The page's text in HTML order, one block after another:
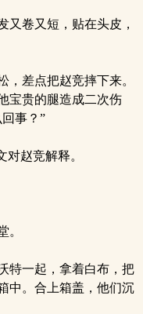
卷又短，贴在头皮，
差点把赵竞摔下来。
宝贵的腿造成二次伤
事？”
赵竞解释。
。
特一起，拿着白布，把
中。合上箱盖，他们沉